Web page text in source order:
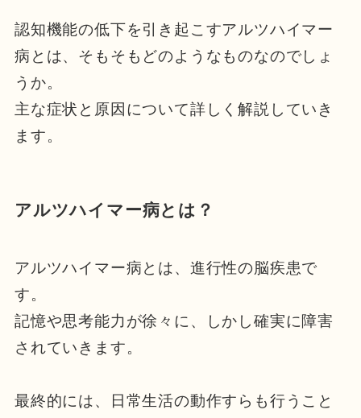
認知機能の低下を引き起こすアルツハイマー
病とは、そもそもどのようなものなのでしょ
うか。
主な症状と原因について詳しく解説していき
ます。
アルツハイマー病とは？
アルツハイマー病とは、進行性の脳疾患で
す。
記憶や思考能力が徐々に、しかし確実に障害
されていきます。
最終的には、日常生活の動作すらも行うこと